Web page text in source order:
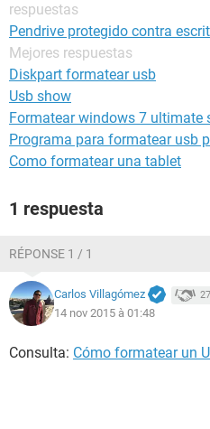
respuestas
Pendrive protegido contra
Mejores respuestas
Diskpart formatear usb
Usb show
Formatear windows 7 ultimate
Programa para formatear usb
Como formatear una tablet
1 respuesta
RÉPONSE 1 / 1
Carlos Villagómez
14 nov 2015 à 01:48
Consulta: Cómo formatear un